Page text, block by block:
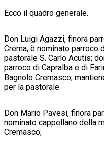
Ecco il quadro generale.
Don Luigi Agazzi, finora
Crema, è nominato parroco
pastorale S. Carlo Acutis;
parroco di Capralba e di
Bagnolo Cremasco;
per la pastorale.
Don Mario Pavesi, finora
nominato cappellano della
Cremasco;